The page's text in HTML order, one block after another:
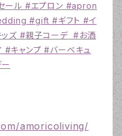
ール #エプロン #apron
#gift #ギフト #イ
ッズ #親子コーデ #お洒
#キャンプ #バーベキュ
amoricoliving/